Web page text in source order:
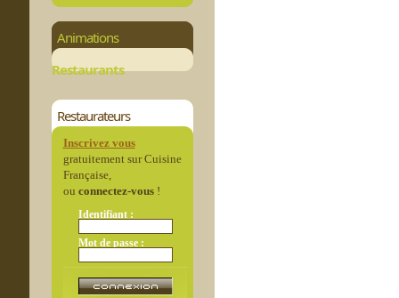
Animations
Restaurants
Restaurateurs
Inscrivez vous
gratuitement sur Cuisine
Française,
ou connectez-vous!
Identifiant :
Mot de passe :